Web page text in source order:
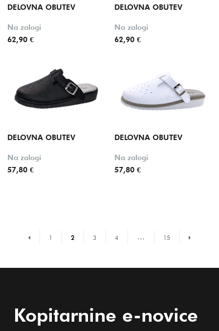
DELOVNA OBUTEV
Na zalogi
62,90 €
DELOVNA OBUTEV
Na zalogi
62,90 €
DELOVNA OBUTEV
Na zalogi
57,80 €
DELOVNA OBUTEV
Na zalogi
57,80 €
Prejšnja stran
1 2 3 4 ... 15
Kopitarnine e-novice